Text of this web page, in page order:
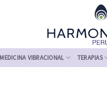
MEDICINA VIBRACIONAL TERAPIAS